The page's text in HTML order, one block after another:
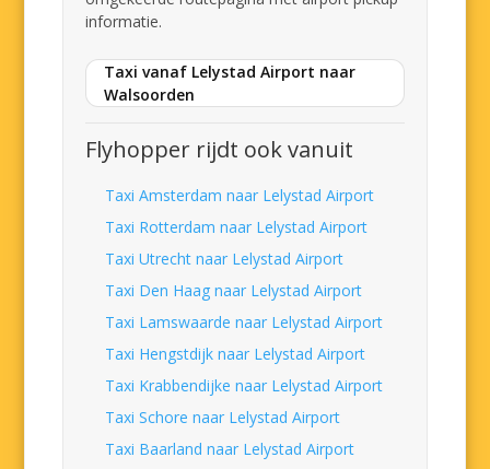
informatie.
Taxi vanaf Lelystad Airport naar
Walsoorden
Flyhopper rijdt ook vanuit
Taxi Amsterdam naar Lelystad Airport
Taxi Rotterdam naar Lelystad Airport
Taxi Utrecht naar Lelystad Airport
Taxi Den Haag naar Lelystad Airport
Taxi Lamswaarde naar Lelystad Airport
Taxi Hengstdijk naar Lelystad Airport
Taxi Krabbendijke naar Lelystad Airport
Taxi Schore naar Lelystad Airport
Taxi Baarland naar Lelystad Airport